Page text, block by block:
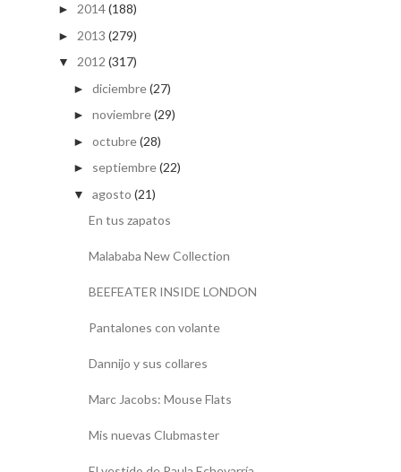
► 2014(188)
► 2013 (279)
▼ 2012 (317)
► diciembre(27)
► noviembre(29)
► octubre(28)
► septiembre(22)
▼ agosto (21)
En tus zapatos
Malababa New Collection
BEEFEATER INSIDE LONDON
Pantalones con volante
Dannijo y sus collares
Marc Jacobs: Mouse Flats
Mis nuevas Clubmaster